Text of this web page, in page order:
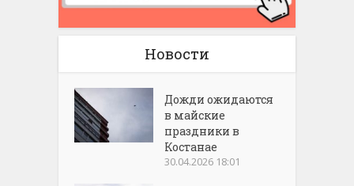
Новости
Дожди ожидаются
в майские
праздники в
Костанае
30.04.2026 18:01